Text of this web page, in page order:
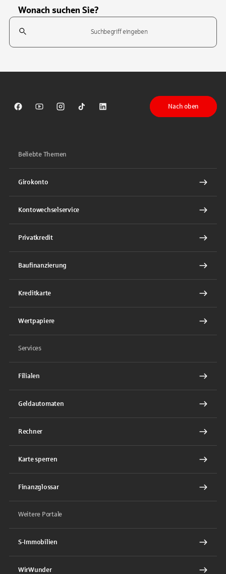
Wonach suchen Sie?
Suchfeld
Sparkasse auf Facebook
Sparkasse auf Youtube
Sparkasse auf Instagram
Sparkasse auf TikTok
Sparkasse auf LinkedIn
Nach oben
Beliebte Themen
Girokonto
Kontowechselservice
Privatkredit
Baufinanzierung
Kreditkarte
Wertpapiere
Services
Filialen
Geldautomaten
Rechner
Karte sperren
Finanzglossar
Weitere Portale
S-Immobilien
WirWunder